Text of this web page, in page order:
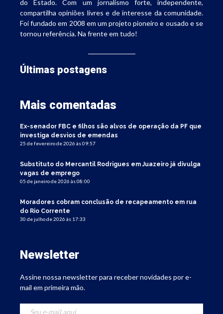
do Estado. Com um jornalismo forte, independente,
compartilha opiniões livres e de interesse da comunidade.
Foi fundado em 2008 em um projeto pioneiro e ousado e se
tornou referência. Na frente em tudo!
Últimas postagens
Mais comentadas
Ex-senador FBC e filhos são alvos de operação da PF que
investiga desvios de emendas
25 de fevereiro de 2026 às 09:57
Substituto do Mercantil Rodrigues em Juazeiro já divulga
vagas de emprego
05 de janeiro de 2026 às 08:00
Moradores cobram conclusão de recapeamento em rua
do Rio Corrente
30 de julho de 2026 às 17:33
Newsletter
Assine nossa newsletter para receber novidades por e-
mail em primeira mão.